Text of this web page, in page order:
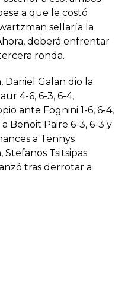
a que le costó
sellaría la
deberá enfrentar
ronda.
Daniel Galan dio la
4-6, 6-3, 6-4,
ante Fognini 1-6, 6-4,
Benoit Paire 6-3, 6-3 y
a Tennys
Stefanos Tsitsipas
tras derrotar a